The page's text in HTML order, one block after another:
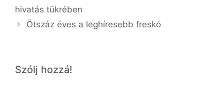
hivatás tükrében
Ötszáz éves a leghíresebb freskó
Szólj hozzá!